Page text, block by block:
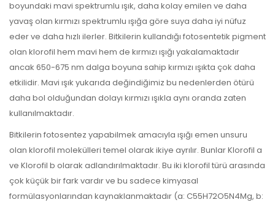
boyundaki mavi spektrumlu ışık, daha kolay emilen ve daha
yavaş olan kırmızı spektrumlu ışığa göre suya daha iyi nüfuz
eder ve daha hızlı ilerler. Bitkilerin kullandığı fotosentetik pigment
olan klorofil hem mavi hem de kırmızı ışığı yakalamaktadır
ancak 650-675 nm dalga boyuna sahip kırmızı ışıkta çok daha
etkilidir. Mavi ışık yukarıda değindiğimiz bu nedenlerden ötürü
daha bol olduğundan dolayı kırmızı ışıkla aynı oranda zaten
kullanılmaktadır.
Bitkilerin fotosentez yapabilmek amacıyla ışığı emen unsuru
olan klorofil molekülleri temel olarak ikiye ayrılır. Bunlar Klorofil a
ve Klorofil b olarak adlandırılmaktadır. Bu iki klorofil türü arasında
çok küçük bir fark vardır ve bu sadece kimyasal
formülasyonlarından kaynaklanmaktadır (a: C55H72O5N4Mg, b: